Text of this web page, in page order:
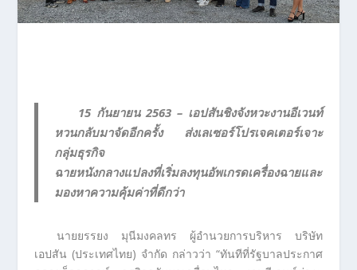
15 กันยายน 2563 – เอปสันชิงจังหวะงานอีเวนท์
หวนกลับมาจัดอีกครั้ง ส่งเลเซอร์โปรเจคเตอร์เจาะ
กลุ่มธุรกิจ
ฉายหนังกลางแปลงที่เริ่มลงทุนอัพเกรดเครื่องฉายและ
มองหาความคุ้มค่าที่ดีกว่า
นายยรรยง มุนีมงคลทร ผู้อำนวยการบริหาร บริษัท
เอปสัน (ประเทศไทย) จำกัด กล่าวว่า “ทันทีที่รัฐบาลประกาศ